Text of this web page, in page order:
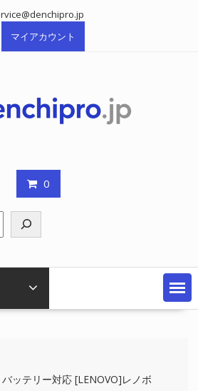
マイアカウント
0
索
ッテリー対応 [LENOVO]レノボ